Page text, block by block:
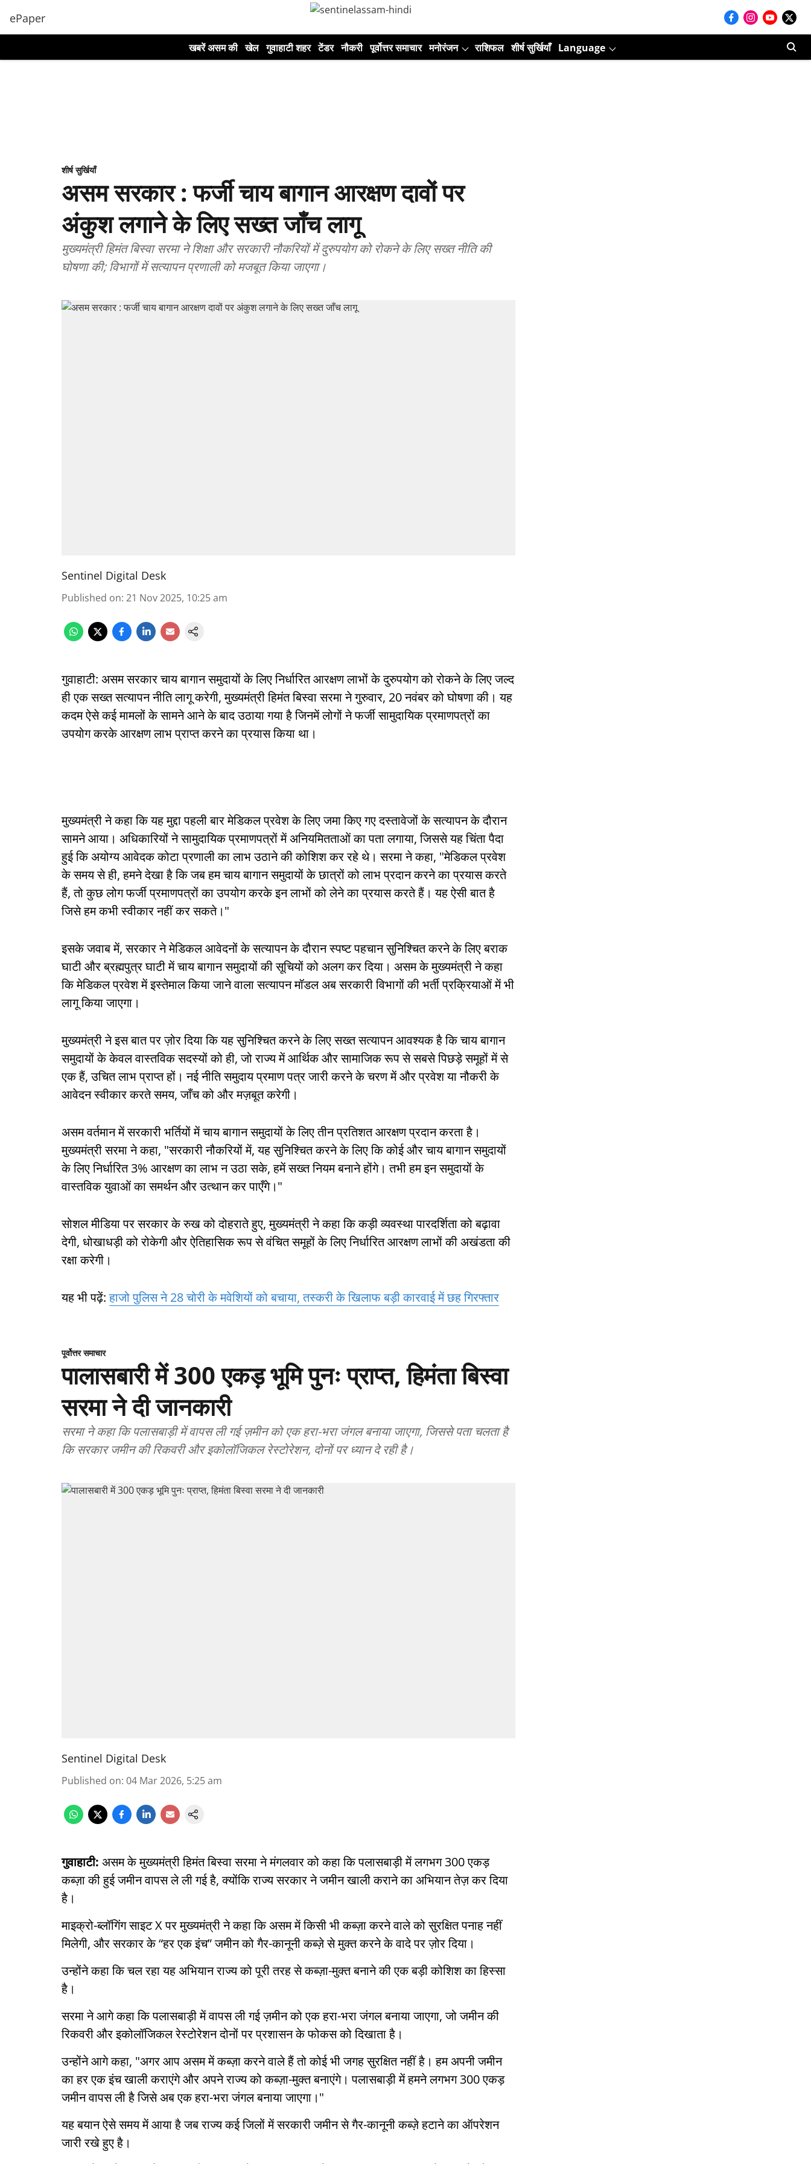
ePaper
खबरें असम की खेल गुवाहाटी शहर टेंडर नौकरी पूर्वोत्तर समाचार मनोरंजन राशिफल शीर्ष सुर्खियाँ Language
शीर्ष सुर्खियाँ
असम सरकार : फर्जी चाय बागान आरक्षण दावों पर
अंकुश लगाने के लिए सख्त जाँच लागू
मुख्यमंत्री हिमंत बिस्वा सरमा ने शिक्षा और सरकारी नौकरियों में दुरुपयोग को रोकने के लिए सख्त नीति की
घोषणा की; विभागों में सत्यापन प्रणाली को मजबूत किया जाएगा।
Sentinel Digital Desk
Published on: 21 Nov 2025, 10:25 am
गुवाहाटी: असम सरकार चाय बागान समुदायों के लिए निर्धारित आरक्षण लाभों के दुरुपयोग को रोकने के लिए जल्द
ही एक सख्त सत्यापन नीति लागू करेगी, मुख्यमंत्री हिमंत बिस्वा सरमा ने गुरुवार, 20 नवंबर को घोषणा की। यह
कदम ऐसे कई मामलों के सामने आने के बाद उठाया गया है जिनमें लोगों ने फर्जी सामुदायिक प्रमाणपत्रों का
उपयोग करके आरक्षण लाभ प्राप्त करने का प्रयास किया था।
मुख्यमंत्री ने कहा कि यह मुद्दा पहली बार मेडिकल प्रवेश के लिए जमा किए गए दस्तावेजों के सत्यापन के दौरान
सामने आया। अधिकारियों ने सामुदायिक प्रमाणपत्रों में अनियमितताओं का पता लगाया, जिससे यह चिंता पैदा
हुई कि अयोग्य आवेदक कोटा प्रणाली का लाभ उठाने की कोशिश कर रहे थे। सरमा ने कहा, "मेडिकल प्रवेश
के समय से ही, हमने देखा है कि जब हम चाय बागान समुदायों के छात्रों को लाभ प्रदान करने का प्रयास करते
हैं, तो कुछ लोग फर्जी प्रमाणपत्रों का उपयोग करके इन लाभों को लेने का प्रयास करते हैं। यह ऐसी बात है
जिसे हम कभी स्वीकार नहीं कर सकते।"
इसके जवाब में, सरकार ने मेडिकल आवेदनों के सत्यापन के दौरान स्पष्ट पहचान सुनिश्चित करने के लिए बराक
घाटी और ब्रह्मपुत्र घाटी में चाय बागान समुदायों की सूचियों को अलग कर दिया। असम के मुख्यमंत्री ने कहा
कि मेडिकल प्रवेश में इस्तेमाल किया जाने वाला सत्यापन मॉडल अब सरकारी विभागों की भर्ती प्रक्रियाओं में भी
लागू किया जाएगा।
मुख्यमंत्री ने इस बात पर ज़ोर दिया कि यह सुनिश्चित करने के लिए सख्त सत्यापन आवश्यक है कि चाय बागान
समुदायों के केवल वास्तविक सदस्यों को ही, जो राज्य में आर्थिक और सामाजिक रूप से सबसे पिछड़े समूहों में से
एक हैं, उचित लाभ प्राप्त हों। नई नीति समुदाय प्रमाण पत्र जारी करने के चरण में और प्रवेश या नौकरी के
आवेदन स्वीकार करते समय, जाँच को और मज़बूत करेगी।
असम वर्तमान में सरकारी भर्तियों में चाय बागान समुदायों के लिए तीन प्रतिशत आरक्षण प्रदान करता है।
मुख्यमंत्री सरमा ने कहा, "सरकारी नौकरियों में, यह सुनिश्चित करने के लिए कि कोई और चाय बागान समुदायों
के लिए निर्धारित 3% आरक्षण का लाभ न उठा सके, हमें सख्त नियम बनाने होंगे। तभी हम इन समुदायों के
वास्तविक युवाओं का समर्थन और उत्थान कर पाएँगे।"
सोशल मीडिया पर सरकार के रुख को दोहराते हुए, मुख्यमंत्री ने कहा कि कड़ी व्यवस्था पारदर्शिता को बढ़ावा
देगी, धोखाधड़ी को रोकेगी और ऐतिहासिक रूप से वंचित समूहों के लिए निर्धारित आरक्षण लाभों की अखंडता की
रक्षा करेगी।
यह भी पढ़ें:हाजो पुलिस ने 28 चोरी के मवेशियों को बचाया, तस्करी के खिलाफ बड़ी कारवाई में छह गिरफ्तार
पूर्वोत्तर समाचार
पालासबारी में 300 एकड़ भूमि पुनः प्राप्त, हिमंता बिस्वा
सरमा ने दी जानकारी
सरमा ने कहा कि पलासबाड़ी में वापस ली गई ज़मीन को एक हरा-भरा जंगल बनाया जाएगा, जिससे पता चलता है
कि सरकार जमीन की रिकवरी और इकोलॉजिकल रेस्टोरेशन, दोनों पर ध्यान दे रही है।
Sentinel Digital Desk
Published on: 04 Mar 2026, 5:25 am
गुवाहाटी: असम के मुख्यमंत्री हिमंत बिस्वा सरमा ने मंगलवार को कहा कि पलासबाड़ी में लगभग 300 एकड़
कब्ज़ा की हुई जमीन वापस ले ली गई है, क्योंकि राज्य सरकार ने जमीन खाली कराने का अभियान तेज़ कर दिया
है।
माइक्रो-ब्लॉगिंग साइट X पर मुख्यमंत्री ने कहा कि असम में किसी भी कब्ज़ा करने वाले को सुरक्षित पनाह नहीं
मिलेगी, और सरकार के “हर एक इंच” जमीन को गैर-कानूनी कब्ज़े से मुक्त करने के वादे पर ज़ोर दिया।
उन्होंने कहा कि चल रहा यह अभियान राज्य को पूरी तरह से कब्ज़ा-मुक्त बनाने की एक बड़ी कोशिश का हिस्सा
है।
सरमा ने आगे कहा कि पलासबाड़ी में वापस ली गई ज़मीन को एक हरा-भरा जंगल बनाया जाएगा, जो जमीन की
रिकवरी और इकोलॉजिकल रेस्टोरेशन दोनों पर प्रशासन के फोकस को दिखाता है।
उन्होंने आगे कहा, "अगर आप असम में कब्ज़ा करने वाले हैं तो कोई भी जगह सुरक्षित नहीं है। हम अपनी जमीन
का हर एक इंच खाली कराएंगे और अपने राज्य को कब्ज़ा-मुक्त बनाएंगे। पलासबाड़ी में हमने लगभग 300 एकड़
जमीन वापस ली है जिसे अब एक हरा-भरा जंगल बनाया जाएगा।"
यह बयान ऐसे समय में आया है जब राज्य कई जिलों में सरकारी जमीन से गैर-कानूनी कब्ज़े हटाने का ऑपरेशन
जारी रखे हुए है।